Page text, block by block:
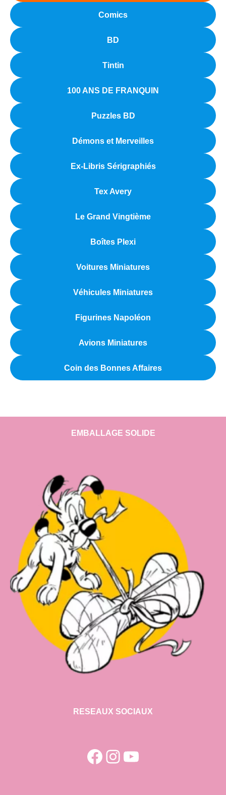
Comics
BD
Tintin
100 ANS DE FRANQUIN
Puzzles BD
Démons et Merveilles
Ex-Libris Sérigraphiés
Tex Avery
Le Grand Vingtième
Boîtes Plexi
Voitures Miniatures
Véhicules Miniatures
Figurines Napoléon
Avions Miniatures
Coin des Bonnes Affaires
EMBALLAGE SOLIDE
RESEAUX SOCIAUX
Facebook
Instagram
YouTube